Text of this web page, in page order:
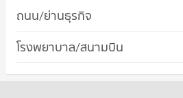
คอนโดให้เช่า ม.ศรีนครินทรวิโรฒ วิทยาเขตป
มีคอนโดให้เช่า 57,311 ประกาศ
ขายคอนโด ม.ศรีนครินทรวิโรฒ วิทยาเขตประ
คอนโด ดองกิ มอลล์ ทองหล่อ
คอนโดให้เช่า ดองกิ มอลล์ ทองหล่อ
ถนน/ย่านธุรกิจ
คอนโด เขตวัฒนา
คอนโดให้เช่า เขตวัฒนา
โรงพยาบาล/สนามบิน
คอนโด รพ.พระราม 9